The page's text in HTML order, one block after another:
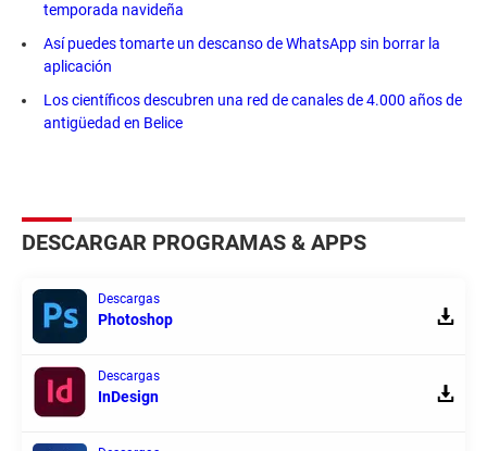
temporada navideña
Así puedes tomarte un descanso de WhatsApp sin borrar la
aplicación
Los científicos descubren una red de canales de 4.000 años de
antigüedad en Belice
DESCARGAR PROGRAMAS & APPS
Descargas
Photoshop
Descargas
InDesign